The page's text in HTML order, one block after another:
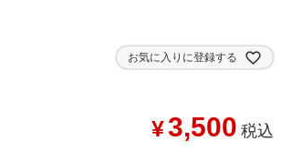
お気に入りに登録する
¥3,500 税込